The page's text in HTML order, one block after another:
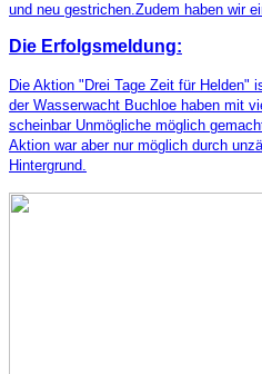
und neu gestrichen.Zudem haben wir
Die Erfolgsmeldung:
Die Aktion "Drei Tage Zeit für Helden"
der Wasserwacht Buchloe haben mit
scheinbar Unmögliche möglich
Aktion war aber nur möglich durch
Hintergrund.